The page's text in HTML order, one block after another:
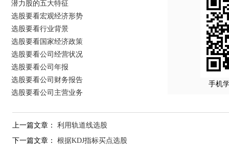
潜力股的五大特征
选股要看宏观经济形势
选股要看行业背景
选股要看国家经济政策
选股要看公司经营状况
选股要看公司年报
选股要看公司财务报告
选股要看公司主营业务
手机
上一篇文章： 利用轨道线选股
下一篇文章： 根据KDJ指标买点选股